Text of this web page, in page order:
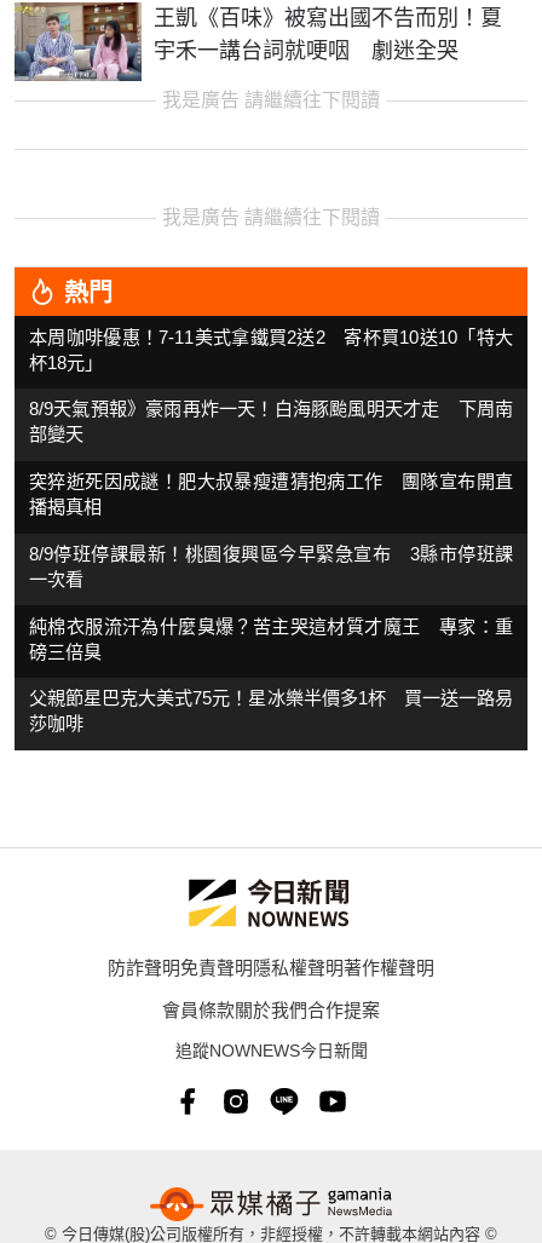
王凱《百味》被寫出國不告而別！夏
宇禾一講台詞就哽咽 劇迷全哭
我是廣告 請繼續往下閱讀
我是廣告 請繼續往下閱讀
熱門
本周咖啡優惠！7-11美式拿鐵買2送2 寄杯買10送10「特大
杯18元」
8/9天氣預報》豪雨再炸一天！白海豚颱風明天才走 下周南
部變天
突猝逝死因成謎！肥大叔暴瘦遭猜抱病工作 團隊宣布開直
播揭真相
8/9停班停課最新！桃園復興區今早緊急宣布 3縣市停班課
一次看
純棉衣服流汗為什麼臭爆？苦主哭這材質才魔王 專家：重
磅三倍臭
父親節星巴克大美式75元！星冰樂半價多1杯 買一送一路易
莎咖啡
防詐聲明免責聲明隱私權聲明著作權聲明
會員條款關於我們合作提案
追蹤NOWNEWS今日新聞
© 今日傳媒(股)公司版權所有，非經授權，不許轉載本網站內容 ©